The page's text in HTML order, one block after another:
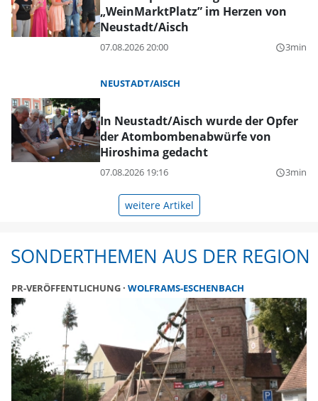
„WeinMarktPlatz” im Herzen von
Neustadt/Aisch
07.08.2026 20:00 query_builder3min
NEUSTADT/AISCH
In Neustadt/Aisch wurde der Opfer
der Atombombenabwürfe von
Hiroshima gedacht
07.08.2026 19:16 query_builder3min
weitere Artikel
SONDERTHEMEN AUS DER REGION
PR-VERÖFFENTLICHUNG WOLFRAMS-ESCHENBACH